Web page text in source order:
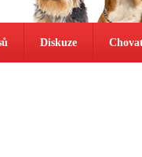
Diskuze